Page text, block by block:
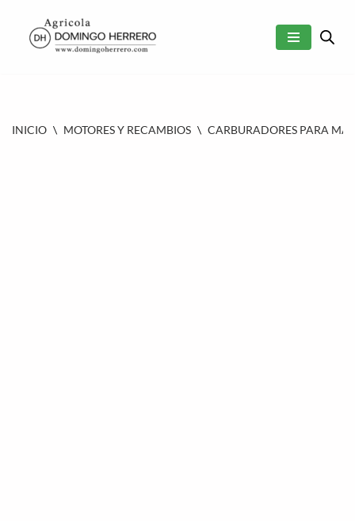
SALTAR
INICIO \ MOTORES Y RECAMBIOS \ CARBURADORES PARA